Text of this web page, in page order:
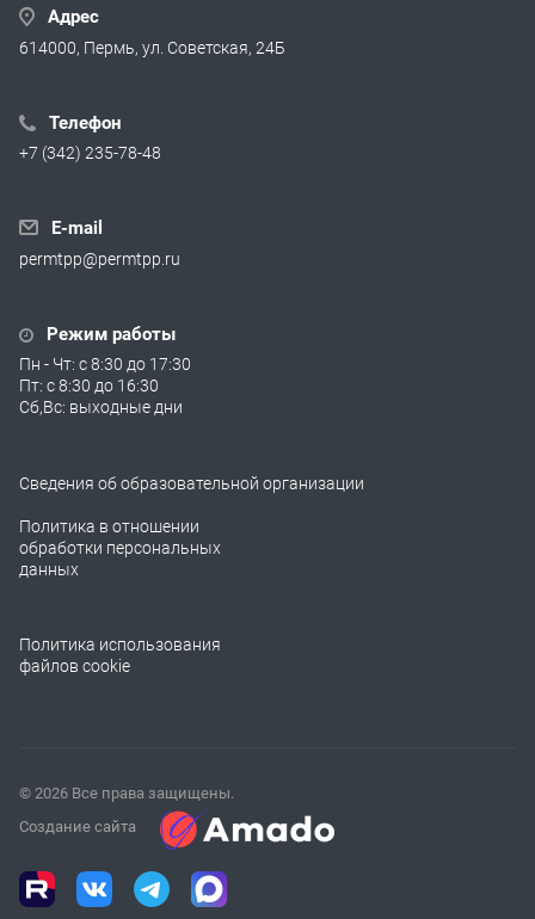
Адрес
614000, Пермь, ул. Советская, 24Б
Телефон
+7 (342) 235-78-48
E-mail
permtpp@permtpp.ru
Режим работы
Пн - Чт: с 8:30 до 17:30
Пт: с 8:30 до 16:30
Сб,Вс: выходные дни
Сведения об образовательной организации
Политика в отношении
обработки персональных
данных
Политика использования
файлов cookie
© 2026 Все права защищены.
Создание сайта